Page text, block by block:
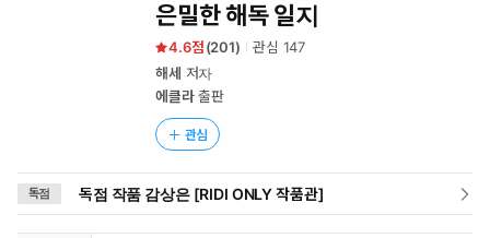
은밀한 해독 일지
4.6 (201) 관심 147
해세 저자
에클라출판
관심
독점 독점 작품 감상은 [RIDI ONLY 작품관]